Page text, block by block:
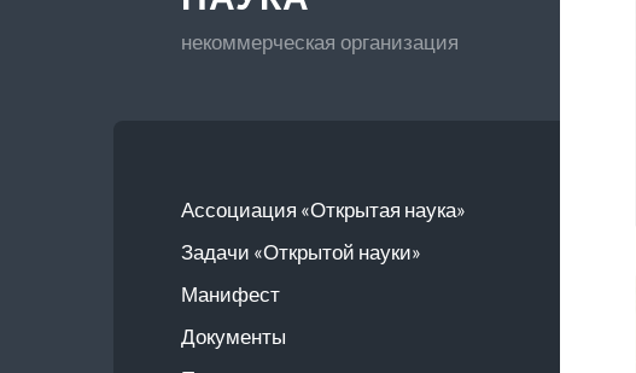
некоммерческая организация
Ассоциация «Открытая наука»
Задачи «Открытой науки»
Манифест
Документы